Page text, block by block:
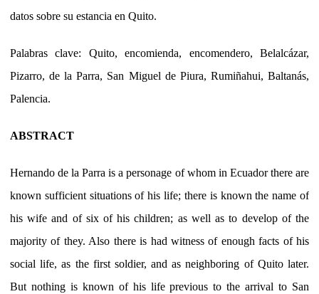
datos sobre su estancia en Quito.
Palabras clave: Quito, encomienda, encomendero, Belalcázar,
Pizarro, de la Parra, San Miguel de Piura, Rumiñahui, Baltanás,
Palencia.
ABSTRACT
Hernando de la Parra is a personage of whom in Ecuador there are
known sufficient situations of his life; there is known the name of
his wife and of six of his children; as well as to develop of the
majority of they. Also there is had witness of enough facts of his
social life, as the first soldier, and as neighboring of Quito later.
But nothing is known of his life previous to the arrival to San